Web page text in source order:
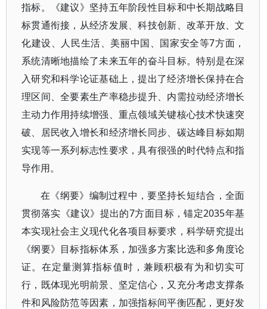
指标。《建议》坚持五年阶段性目标和中长期战略目
标贯通衔接，从经济发展、科技创新、改革开放、文
化建设、人民生活、美丽中国、国家安全等7方面，
系统清晰地描绘了未来五年的奋斗目标。特别是在深
入研究和科学论证基础上，提出了经济增长保持在合
理区间、全要素生产率稳步提升、内需拉动经济增长
主动力作用持续增强、重点领域关键核心技术快速突
破、居民收入增长和经济增长同步、碳达峰目标如期
实现等一系列标志性要求，具有很强的时代特点和指
导作用。
在《纲要》编制过程中，要坚持长短结合，全面
贯彻落实《建议》提出的7方面目标，锚定2035年基
本实现社会主义现代化各项目标要求，科学研究提出
《纲要》目标指标体系，加强多方案比选和多角度论
证。在定量测算指标值时，兼顾积极有为和切实可
行，既体现光明前景、坚定信心，又充分考虑支撑条
件和风险防范等因素，加强指标间平衡匹配，更好发